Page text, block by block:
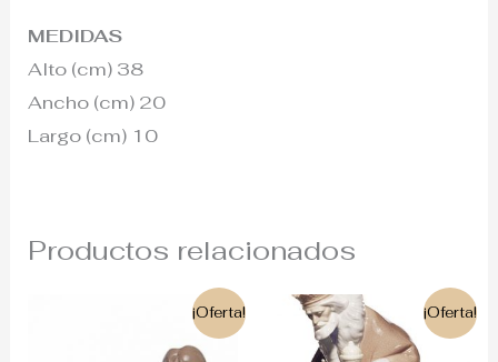
MEDIDAS
Alto (cm) 38
Ancho (cm) 20
Largo (cm) 10
Productos relacionados
¡Oferta!
actual
¡Oferta!
El
precio
original
El
precio
actual